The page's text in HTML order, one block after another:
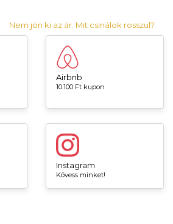
Nem jön ki az ár. Mit csinálok rosszul?
Airbnb
10.100 Ft kupon
Instagram
Kövess minket!